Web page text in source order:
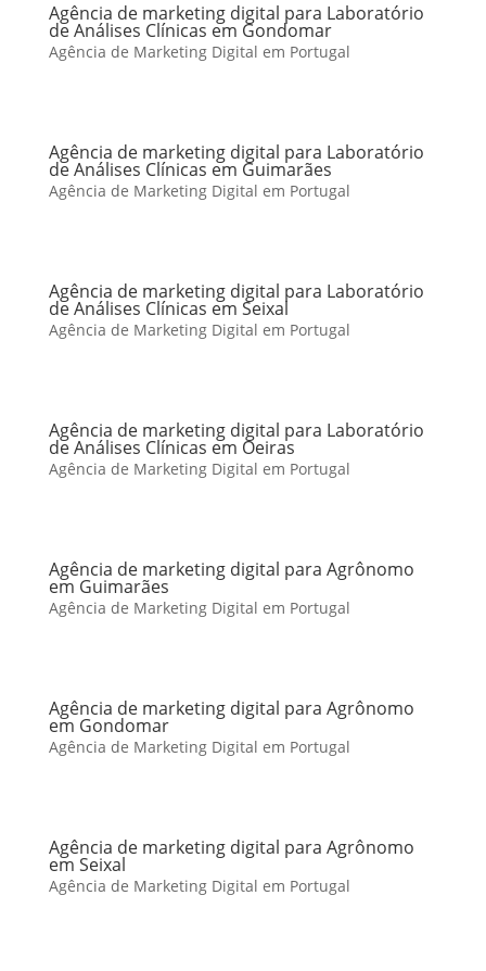
Agência de marketing digital para Laboratório
de Análises Clínicas em Gondomar
Agência de Marketing Digital em Portugal
Agência de marketing digital para Laboratório
de Análises Clínicas em Guimarães
Agência de Marketing Digital em Portugal
Agência de marketing digital para Laboratório
de Análises Clínicas em Seixal
Agência de Marketing Digital em Portugal
Agência de marketing digital para Laboratório
de Análises Clínicas em Oeiras
Agência de Marketing Digital em Portugal
Agência de marketing digital para Agrônomo
em Guimarães
Agência de Marketing Digital em Portugal
Agência de marketing digital para Agrônomo
em Gondomar
Agência de Marketing Digital em Portugal
Agência de marketing digital para Agrônomo
em Seixal
Agência de Marketing Digital em Portugal